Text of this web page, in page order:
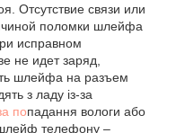
Отсутствие связи или
поломки шлейфа
исправном
не идет заряд,
шлейфа на разъем
з ладу із-за
попадання вологи або
шлейф телефону –